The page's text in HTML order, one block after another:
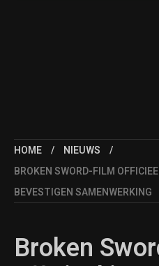
HOME
NIEUWS
BROKEN SWORD-FILM
BEVESTIGEN SAMENWERKING
Broken